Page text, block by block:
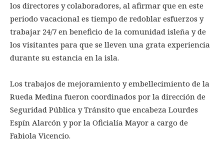
los directores y colaboradores, al afirmar que en este
periodo vacacional es tiempo de redoblar esfuerzos y
trabajar 24/7 en beneficio de la comunidad isleña y de
los visitantes para que se lleven una grata experiencia
durante su estancia en la isla.
Los trabajos de mejoramiento y embellecimiento de la
Rueda Medina fueron coordinados por la dirección de
Seguridad Pública y Tránsito que encabeza Lourdes
Espín Alarcón y por la Oficialía Mayor a cargo de
Fabiola Vicencio.